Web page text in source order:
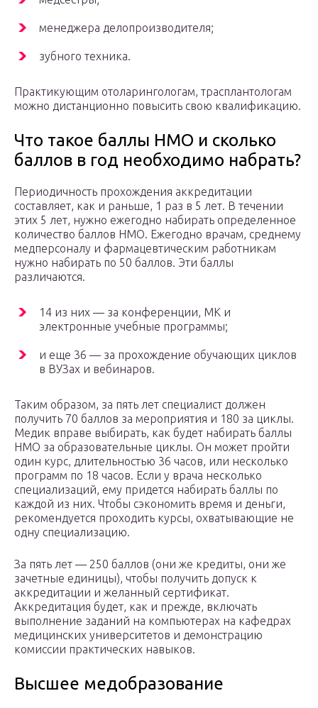
менеджера делопроизводителя;
зубного техника.
Практикующим отоларингологам, трасплантологам
можно дистанционно повысить свою квалификацию.
Что такое баллы НМО и сколько
баллов в год необходимо набрать?
Периодичность прохождения аккредитации
составляет, как и раньше, 1 раз в 5 лет. В течении
этих 5 лет, нужно ежегодно набирать определенное
количество баллов НМО. Ежегодно врачам, среднему
медперсоналу и фармацевтическим работникам
нужно набирать по 50 баллов. Эти баллы
различаются.
14 из них — за конференции, МК и
электронные учебные программы;
и еще 36 — за прохождение обучающих циклов
в ВУЗах и вебинаров.
Таким образом, за пять лет специалист должен
получить 70 баллов за мероприятия и 180 за циклы.
Медик вправе выбирать, как будет набирать баллы
НМО за образовательные циклы. Он может пройти
один курс, длительностью 36 часов, или несколько
программ по 18 часов. Если у врача несколько
специализаций, ему придется набирать баллы по
каждой из них. Чтобы сэкономить время и деньги,
рекомендуется проходить курсы, охватывающие не
одну специализацию.
За пять лет — 250 баллов (они же кредиты, они же
зачетные единицы), чтобы получить допуск к
аккредитации и желанный сертификат.
Аккредитация будет, как и прежде, включать
выполнение заданий на компьютерах на кафедрах
медицинских университетов и демонстрацию
комиссии практических навыков.
Высшее медобразование